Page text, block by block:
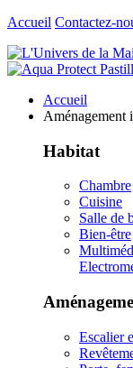
Accueil Contactez-
Accueil
Aménagement
Habitat
Chambre
Cuisine
Salle de
Bien-être
Escalier